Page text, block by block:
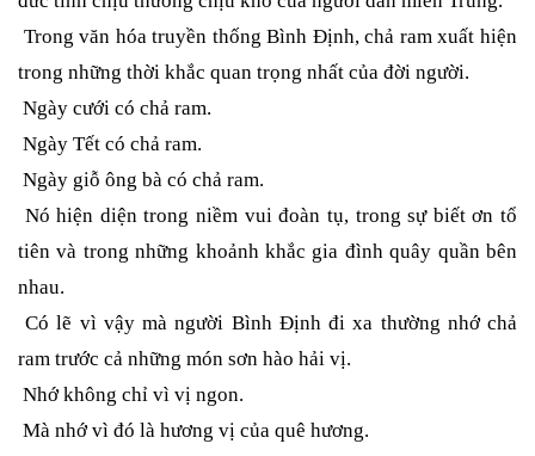
Trong văn hóa truyền thống Bình Định, chả ram xuất hiện
trong những thời khắc quan trọng nhất của đời người.
Ngày cưới có chả ram.
Ngày Tết có chả ram.
Ngày giỗ ông bà có chả ram.
Nó hiện diện trong niềm vui đoàn tụ, trong sự biết ơn tổ
tiên và trong những khoảnh khắc gia đình quây quần bên
nhau.
Có lẽ vì vậy mà người Bình Định đi xa thường nhớ chả
ram trước cả những món sơn hào hải vị.
Nhớ không chỉ vì vị ngon.
Mà nhớ vì đó là hương vị của quê hương.